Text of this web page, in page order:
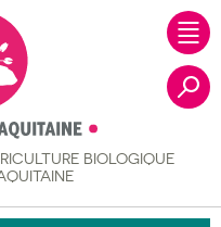
BIOLOGIQUE